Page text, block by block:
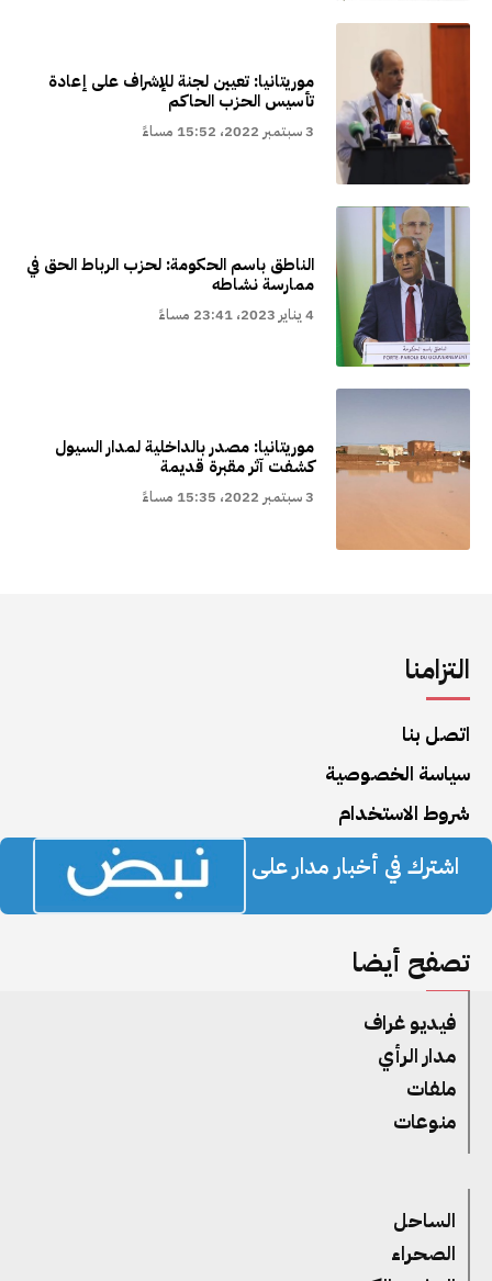
موريتانيا: تعيين لجنة للإشراف على إعادة
تأسيس الحزب الحاكم
3 سبتمبر 2022، 15:52 مساءً
الناطق باسم الحكومة: لحزب الرباط الحق في
ممارسة نشاطه
4 يناير 2023، 23:41 مساءً
موريتانيا: مصدر بالداخلية لمدار السيول
كشفت آثر مقبرة قديمة
3 سبتمبر 2022، 15:35 مساءً
التزامنا
اتصل بنا
سياسة الخصوصية
شروط الاستخدام
اشترك في أخبار مدار على
تصفح أيضا
فيديو غراف
مدار الرأي
ملفات
منوعات
الساحل
الصحراء